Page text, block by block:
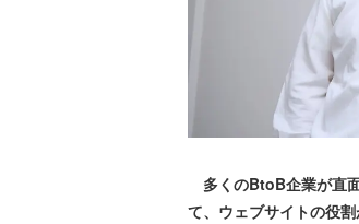
多くのBtoB企業が直
て、ウェブサイトの役